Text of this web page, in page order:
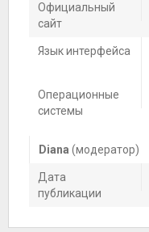
Официальный
сайт
Язык интерфейса
Операционные
системы
Diana (модератор)
Дата
публикации